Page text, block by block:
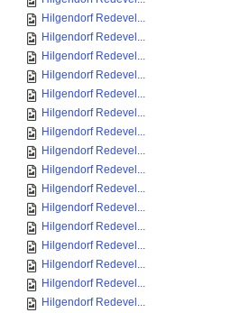
Hilgendorf Redevel...
Hilgendorf Redevel...
Hilgendorf Redevel...
Hilgendorf Redevel...
Hilgendorf Redevel...
Hilgendorf Redevel...
Hilgendorf Redevel...
Hilgendorf Redevel...
Hilgendorf Redevel...
Hilgendorf Redevel...
Hilgendorf Redevel...
Hilgendorf Redevel...
Hilgendorf Redevel...
Hilgendorf Redevel...
Hilgendorf Redevel...
Hilgendorf Redevel...